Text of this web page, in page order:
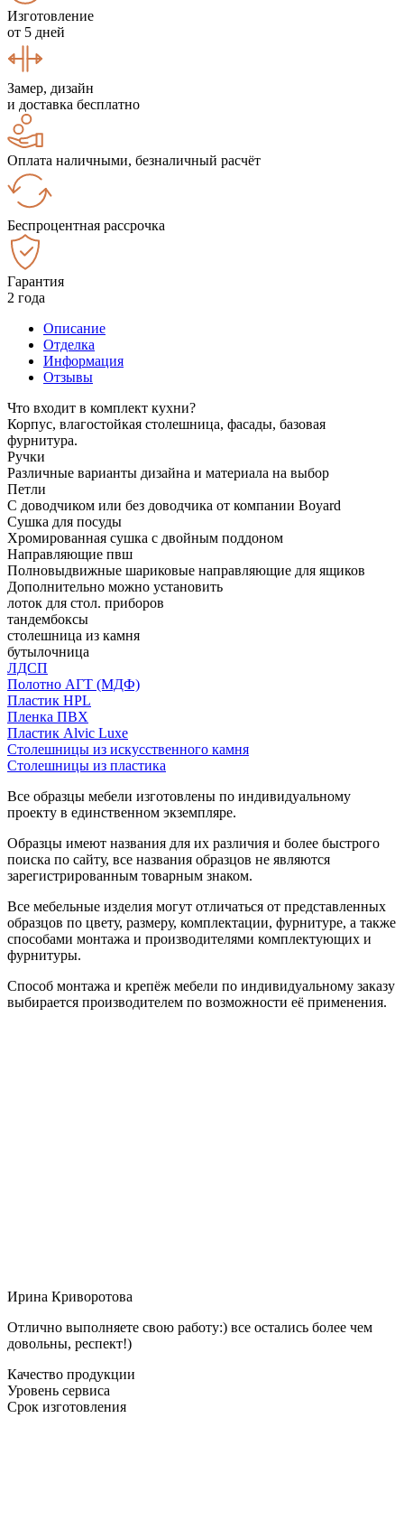
Изготовление
от 5 дней
Замер, дизайн
и доставка бесплатно
Оплата наличными, безналичный расчёт
Беспроцентная рассрочка
Гарантия
2 года
Описание
Отделка
Информация
Отзывы
Что входит в комплект кухни?
Корпус, влагостойкая столешница, фасады, базовая
фурнитура.
Ручки
Различные варианты дизайна и материала на выбор
Петли
С доводчиком или без доводчика от компании Boyard
Сушка для посуды
Хромированная сушка с двойным поддоном
Направляющие пвш
Полновыдвижные шариковые направляющие для ящиков
Дополнительно можно установить
лоток для стол. приборов
тандембоксы
столешница из камня
бутылочница
ЛДСП
Полотно АГТ (МДФ)
Пластик HPL
Пленка ПВХ
Пластик Alvic Luxe
Столешницы из искусственного камня
Столешницы из пластика
Все образцы мебели изготовлены по индивидуальному
проекту в единственном экземпляре.
Образцы имеют названия для их различия и более быстрого
поиска по сайту, все названия образцов не являются
зарегистрированным товарным знаком.
Все мебельные изделия могут отличаться от представленных
образцов по цвету, размеру, комплектации, фурнитуре, а также
способами монтажа и производителями комплектующих и
фурнитуры.
Способ монтажа и крепёж мебели по индивидуальному заказу
выбирается производителем по возможности её применения.
Ирина Криворотова
Отлично выполняете свою работу:) все остались более чем
довольны, респект!)
Качество продукции
Уровень сервиса
Срок изготовления